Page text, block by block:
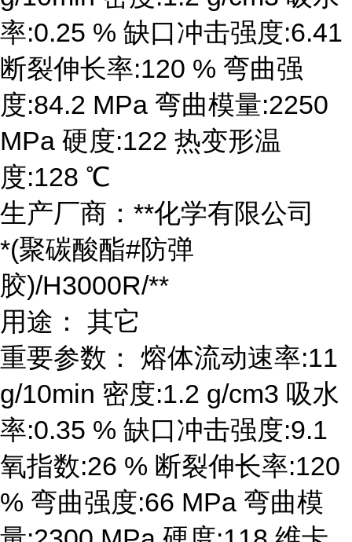
率:0.25 % 缺口冲击强度:6.41
断裂伸长率:120 % 弯曲强
度:84.2 MPa 弯曲模量:2250
MPa 硬度:122 热变形温
度:128 ℃
生产厂商：**化学有限公司
*(聚碳酸酯#防弹
胶)/H3000R/**
用途： 其它
重要参数： 熔体流动速率:11
g/10min 密度:1.2 g/cm3 吸水
率:0.35 % 缺口冲击强度:9.1
氧指数:26 % 断裂伸长率:120
% 弯曲强度:66 MPa 弯曲模